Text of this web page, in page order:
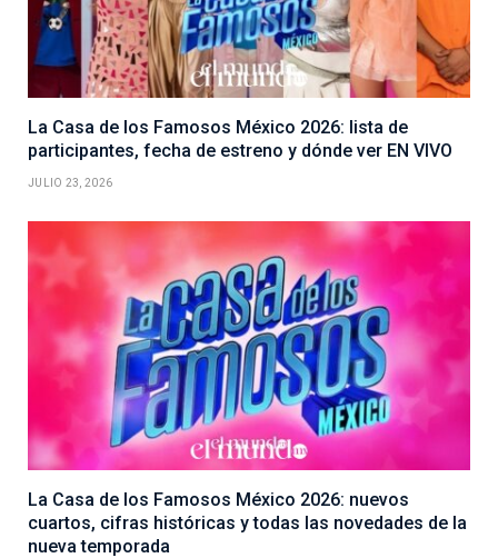
La Casa de los Famosos México 2026: lista de
participantes, fecha de estreno y dónde ver EN VIVO
JULIO 23, 2026
La Casa de los Famosos México 2026: nuevos
cuartos, cifras históricas y todas las novedades de la
nueva temporada